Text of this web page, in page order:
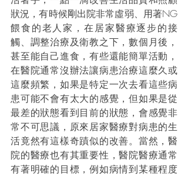
狀況，有時候剛出院非常虛弱、用著NG
餵食的老人家，在居家醫療逐步的接
觸、調整治療及衛教之下，數個月後，
甚至能自己進食，有些還能簡單活動，
在醫院通常沒辦法讓病患治療這麼久或
這麼頻繁，如果是特定一次去看這些病
患可能不會有太大的感覺，但如果是從
最差的狀態看到目前的狀態，會感覺非
常不可思議，原來居家醫療對病患的生
活竟然有這樣奇蹟似的改善。當然，醫
院的醫療也有其重要性，醫院醫療通常
有著明確的目標，例如病情到某種程度